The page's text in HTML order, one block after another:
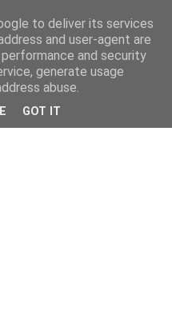
to deliver its services
and user-agent are
and security
generate usage
abuse.
GOT IT